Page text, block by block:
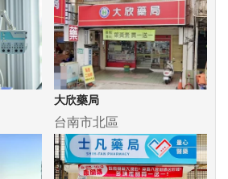
大欣藥局
台南市北區